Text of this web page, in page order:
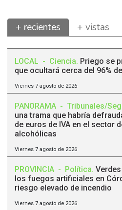
+ recientes + vistas
LOCAL - Ciencia. Priego se
que ocultará cerca del 96%
Viernes 7 agosto de 2026
PANORAMA - Tribunales/
una trama que habría
de euros de IVA en el sector
alcohólicas
Viernes 7 agosto de 2026
PROVINCIA - Política.
los fuegos artificiales en
riesgo elevado de incendio
Viernes 7 agosto de 2026